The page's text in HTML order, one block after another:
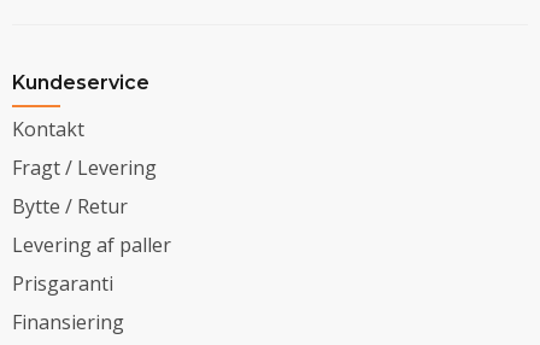
Kundeservice
Kontakt
Fragt / Levering
Bytte / Retur
Levering af paller
Prisgaranti
Finansiering